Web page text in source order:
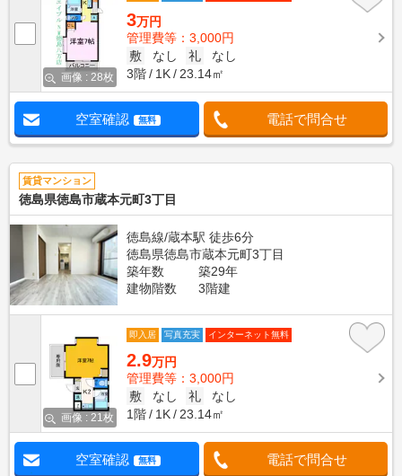
画像 : 28枚
3万円
管理費等：3,000円
敷
なし 礼
なし
3階
1K 23.14㎡
空室確認 無料 電話で問合せ
賃貸マンション
徳島県徳島市蔵本元町3丁目
徳島線/蔵本駅 徒歩6分
徳島県徳島市蔵本元町3丁目
築年数
築29年
建物階数
3階建
画像 : 21枚
即入居 写真充実 インターネット無料
2.9万円
管理費等：3,000円
敷
なし 礼
なし
1階
1K 23.14㎡
空室確認 無料 電話で問合せ